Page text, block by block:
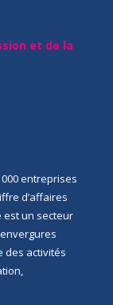
et de la
entreprises
d’affaires
est un secteur
des activités